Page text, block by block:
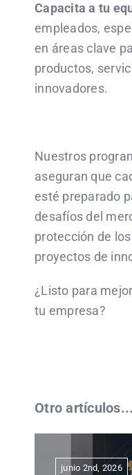
Capacita a tu
empleados,
en áreas clave
productos,
innovadores.
Nuestros
aseguran que
esté preparado
desafíos del
protección de
proyectos de
¿Listo para
tu empresa?
Otro artículos...
junio 2nd, 2026